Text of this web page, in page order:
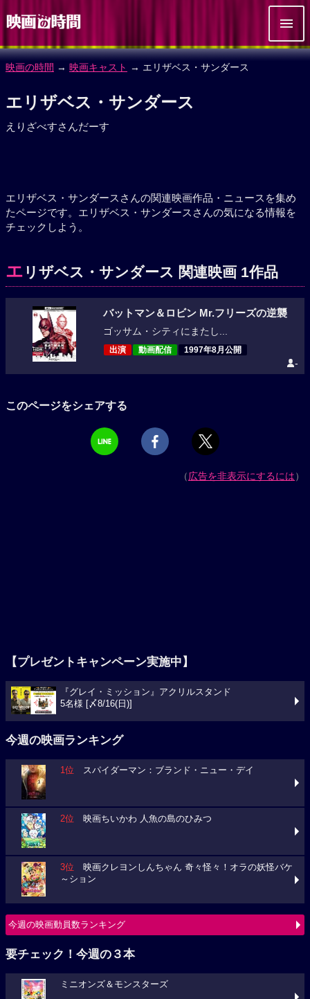
映画の時間 → 映画キャスト → エリザベス・サンダース
エリザベス・サンダース
えりざべすさんだーす
エリザベス・サンダースさんの関連映画作品・ニュースを集め
たページです。エリザベス・サンダースさんの気になる情報を
チェックしよう。
エ リザベス・サンダース 関連映画 1作品
バットマン＆ロビン Mr.フリーズの逆襲
ゴッサム・シティにまたし...
出演 動画配信 1997年8月公開
-
このページをシェアする
（広告を非表示にするには）
【プレゼントキャンペーン実施中】
『グレイ・ミッション』アクリルスタンド
5名様 [〆8/16(日)]
今週の映画ランキング
1位 スパイダーマン：ブランド・ニュー・デイ
2位 映画ちいかわ 人魚の島のひみつ
3位 映画クレヨンしんちゃん 奇々怪々！オラの妖怪バケ
～ション
今週の映画動員数ランキング
要チェック！今週の３本
ミニオンズ＆モンスターズ